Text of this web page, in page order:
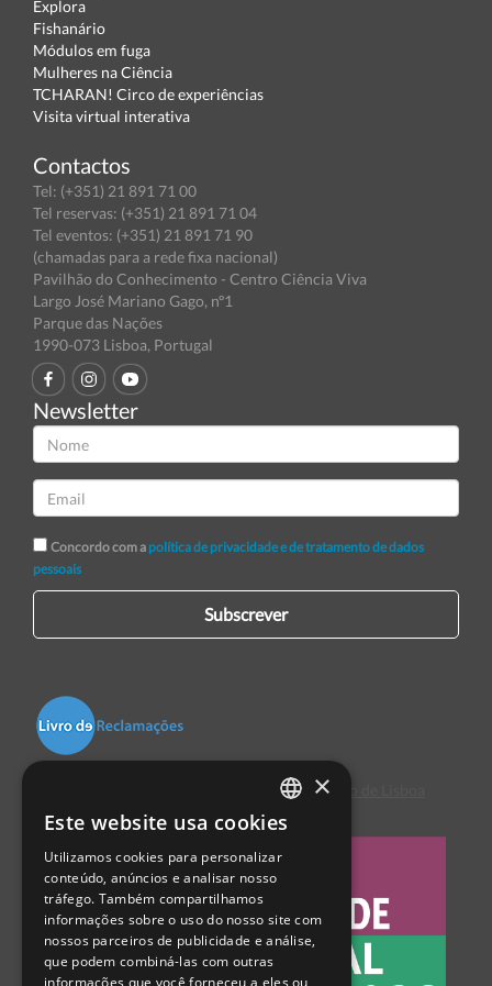
Explora
Fishanário
Módulos em fuga
Mulheres na Ciência
TCHARAN! Circo de experiências
Visita virtual interativa
Contactos
Tel: (+351) 21 891 71 00
Tel reservas: (+351) 21 891 71 04
Tel eventos: (+351) 21 891 71 90
(chamadas para a rede fixa nacional)
Pavilhão do Conhecimento - Centro Ciência Viva
Largo José Mariano Gago, nº1
Parque das Nações
1990-073 Lisboa, Portugal
Newsletter
Concordo com a política de privacidade e de tratamento de dados
pessoais
Subscrever
Centro de Arbitragem de Conflitos de Consumo de Lisboa
PORTUGUESE
ENGLISH
SPANISH
×
Este website usa cookies
Utilizamos cookies para personalizar
conteúdo, anúncios e analisar nosso
tráfego. Também compartilhamos
informações sobre o uso do nosso site com
nossos parceiros de publicidade e análise,
que podem combiná-las com outras
informações que você forneceu a eles ou